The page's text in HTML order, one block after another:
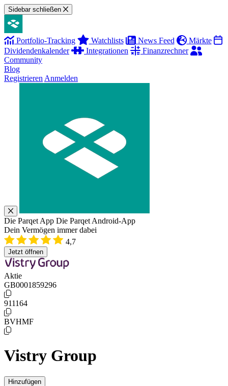
Sidebar schließen
Portfolio-Tracking Watchlists News Feed
Märkte
Dividendenkalender
Integrationen
Finanzrechner
Community
Blog
Registrieren Anmelden
Die Parqet App Die Parqet Android-App
Dein Vermögen immer dabei
4,7
Jetzt öffnen
Aktie
GB0001859296
911164
BVHMF
Vistry Group
Hinzufügen